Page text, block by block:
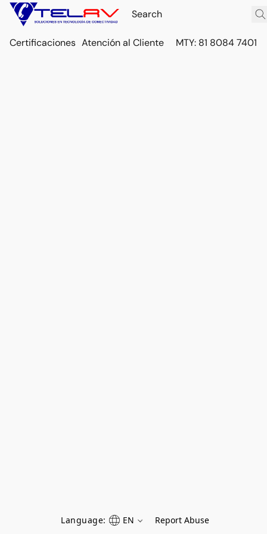
Certificaciones Atención al Cliente MTY: 81 8084 7401
Language: EN Report Abuse